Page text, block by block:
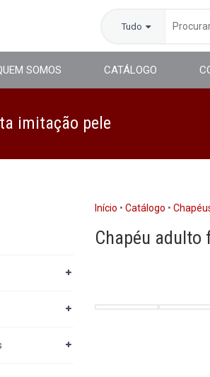
Tudo
SOMOS CATÁLOGO
imitação pele
Início • Catálogo •
Chapéu adulto